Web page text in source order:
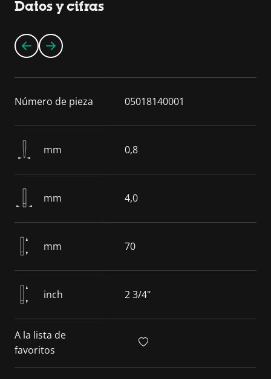
Datos y cifras
Número de pieza 05018140001
mm 0,8
mm 4,0
mm 70
inch 2 3/4"
A la lista de
favoritos